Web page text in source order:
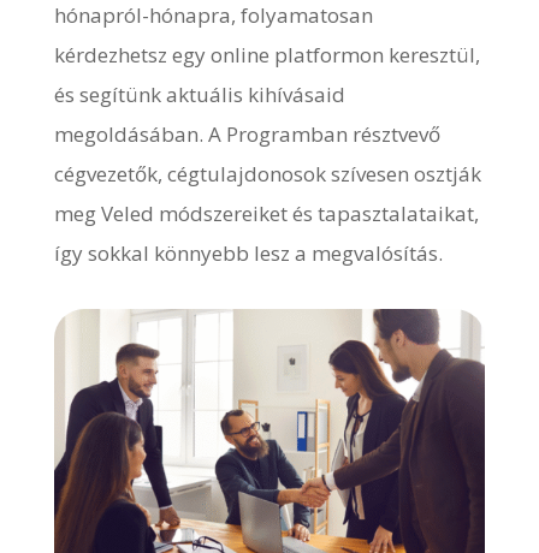
hónapról-hónapra, folyamatosan
kérdezhetsz egy online platformon keresztül,
és segítünk aktuális kihívásaid
megoldásában. A Programban résztvevő
cégvezetők, cégtulajdonosok szívesen osztják
meg Veled módszereiket és tapasztalataikat,
így sokkal könnyebb lesz a megvalósítás.